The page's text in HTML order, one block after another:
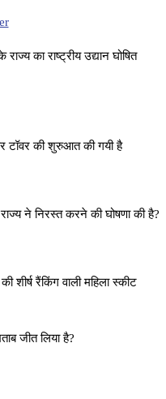
का राष्ट्रीय उद्यान घोषित
की शुरुआत की गयी है
ने निरस्त करने की घोषणा की है?
रैंकिंग वाली महिला स्कीट
जीत लिया है?